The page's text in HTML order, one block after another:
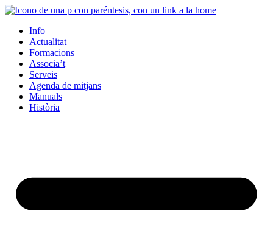
Info
Actualitat
Formacions
Associa’t
Serveis
Agenda de mitjans
Manuals
Història